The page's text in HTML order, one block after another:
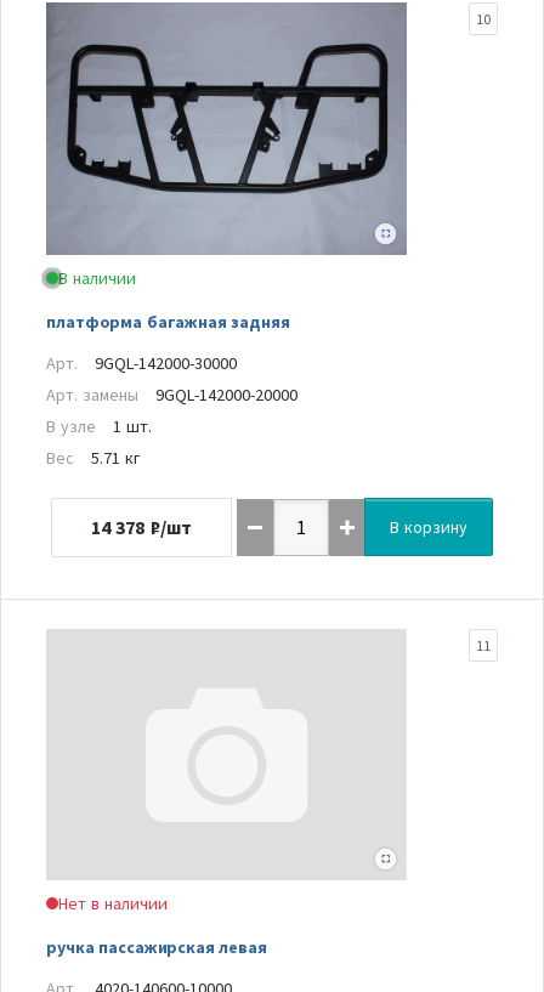
В наличии
платформа багажная задняя
10
Арт.
9GQL-142000-30000
Арт. замены
9GQL-142000-20000
В узле
1 шт.
Вес
5.71 кг
14 378 ₽/шт В корзину
Нет в наличии
ручка пассажирская левая
11